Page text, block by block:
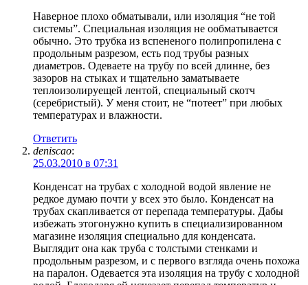
Наверное плохо обматывали, или изоляция “не той
системы”. Специальная изоляция не ообматывается
обычно. Это трубка из вспененого полипропилена с
продольным разрезом, есть под трубы разных
диаметров. Одеваете на трубу по всей длинне, без
зазоров на стыках и тщательно заматываете
теплоизолируещей лентой, специальный скотч
(серебристый). У меня стоит, не “потеет” при любых
температурах и влажности.
Ответить
deniscao:
25.03.2010 в 07:31
Конденсат на трубах с холодной водой явление не
редкое думаю почти у всех это было. Конденсат на
трубах скапливается от перепада температуры. Дабы
избежать этогонужно купить в специализированном
магазине изоляция специально для конденсата.
Выглядит она как труба с толстыми стенками и
продольным разрезом, и с первого взгляда очень похожа
на паралон. Одевается эта изоляция на трубу с холодной